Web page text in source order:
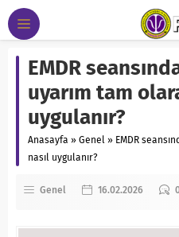
EMDR
uyarım tam
uygulanır?
Anasayfa » Genel » EMDR
nasıl uygulanır?
Genel 16.02.2026